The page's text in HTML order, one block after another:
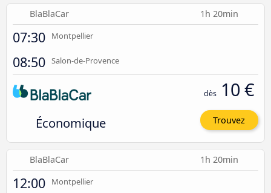
BlaBlaCar 1h 20min
07:30 Montpellier
08:50 Salon-de-Provence
Économique
dès 10 €
Trouvez
BlaBlaCar 1h 20min
12:00 Montpellier